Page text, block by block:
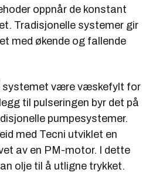
oppnår de konstant
Tradisjonelle systemer gir
med økende og fallende
systemet være væskefylt for
til pulseringen byr det på
pumpesystemer.
med Tecni utviklet en
av en PM-motor. I dette
olje til å utligne trykket.